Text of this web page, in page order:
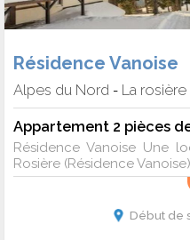
Résidence Vanoise
Alpes du Nord - La rosière
Résidence Vanoise Une
Rosière (Résidence
Début de